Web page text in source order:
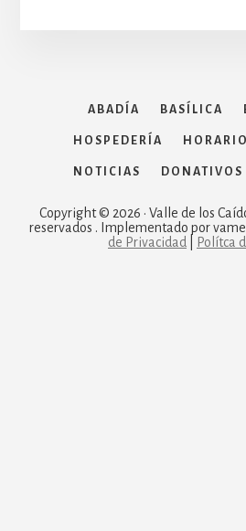
ABADÍA BASÍLICA
HOSPEDERÍA
NOTICIAS DONATIVOS
Copyright © 2026 · Valle de los
reservados . Implementado por
de Privacidad
Polítca